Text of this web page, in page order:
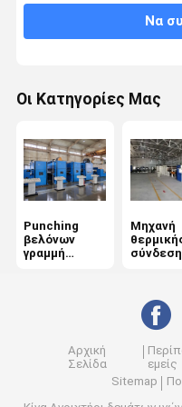
Μηχανή σχηματισμού
Μηχανή σιδέρωσης με
Άνεμος μηχανή
Μηχανή τελικής
Μηχανή μη υφαντικής
Να
Οι Κατηγορίες Μας
Punching
βελόνων
γραμμή
Μηχανή
Αρχική
Σελίδα
εμείς
Sitemap